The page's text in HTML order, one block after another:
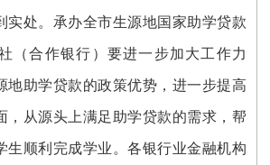
实处。承办全市生源地国家助学贷款
（合作银行）要进一步加大工作力
地助学贷款的政策优势，进一步提高
，从源头上满足助学贷款的需求，帮
生顺利完成学业。各银行业金融机构